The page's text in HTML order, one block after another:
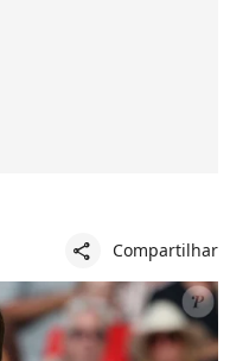
share Compartilhar